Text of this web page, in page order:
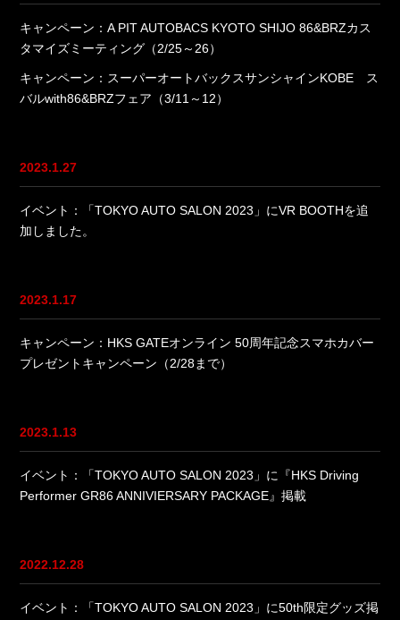
キャンペーン：A PIT AUTOBACS KYOTO SHIJO 86&BRZカス
タマイズミーティング（2/25～26）
キャンペーン：スーパーオートバックスサンシャインKOBE ス
バルwith86&BRZフェア（3/11～12）
2023.1.27
イベント：「TOKYO AUTO SALON 2023」にVR BOOTHを追
加しました。
2023.1.17
キャンペーン：HKS GATEオンライン 50周年記念スマホカバー
プレゼントキャンペーン（2/28まで）
2023.1.13
イベント：「TOKYO AUTO SALON 2023」に『HKS Driving
Performer GR86 ANNIVIERSARY PACKAGE』掲載
2022.12.28
イベント：「TOKYO AUTO SALON 2023」に50th限定グッズ掲